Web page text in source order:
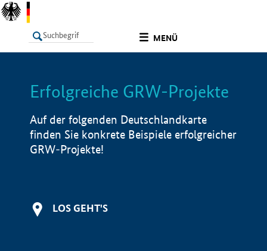
MENÜ
LISTE Info
Erfolgreiche GRW-Projekte
Auf der folgenden Deutschlandkarte
finden Sie konkrete Beispiele erfolgreicher
GRW-Projekte!
LOS GEHT'S